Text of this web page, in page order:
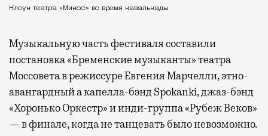
Клоун театра «Микос» во время кавалькады
Музыкальную часть фестиваля составили
постановка «Бременские музыканты» театра
Моссовета в режиссуре Евгения Марчелли, этно-
авангардный а капелла-бэнд Spokanki, джаз-бэнд
«Хоронько Оркестр» и инди-группа «Рубеж Веков»
— в финале, когда не танцевать было невозможно.